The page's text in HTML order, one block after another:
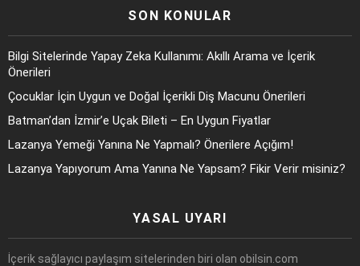
SON KONULAR
Bilgi Sitelerinde Yapay Zeka Kullanımı: Akıllı Arama ve İçerik
Önerileri
Çocuklar İçin Uygun ve Doğal İçerikli Diş Macunu Önerileri
Batman’dan İzmir’e Uçak Bileti – En Uygun Fiyatlar
Lazanya Yemeği Yanına Ne Yapmalı? Önerilere Açığım!
Lazanya Yapıyorum Ama Yanına Ne Yapsam? Fikir Verir misiniz?
YASAL UYARI
İçerik sağlayıcı paylaşım sitelerinden biri olan obilsin.com